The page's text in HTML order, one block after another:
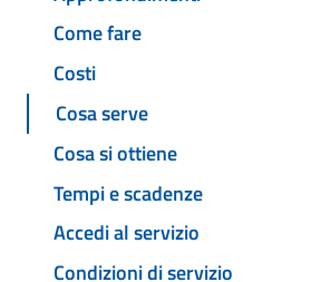
Come fare
Costi
Cosa serve
Cosa si ottiene
Tempi e scadenze
Accedi al servizio
Condizioni di servizio